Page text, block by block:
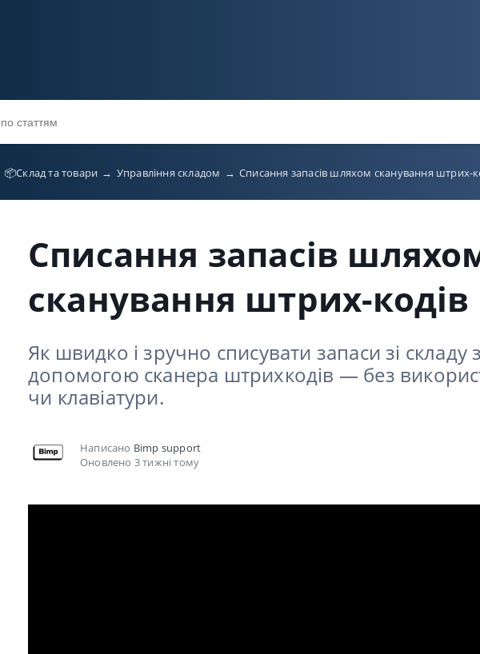
📦Склад та товари → Управління складом → Списання запасів шляхом сканування штрих-
Списання запасів
сканування штрих-кодів
Як швидко і зручно списувати запаси зі складу
допомогою сканера штрихкодів — без
чи клавіатури.
Написано Bimp support
Оновлено 3 тижні тому